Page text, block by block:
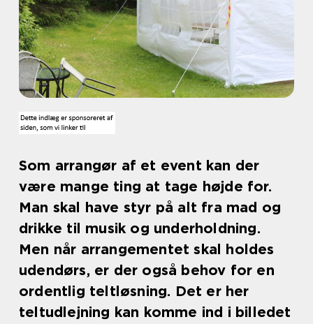
Som arrangør af et event kan der
være mange ting at tage højde for.
Man skal have styr på alt fra mad og
drikke til musik og underholdning.
Men når arrangementet skal holdes
udendørs, er der også behov for en
ordentlig teltløsning. Det er her
teltudlejning kan komme ind i billedet